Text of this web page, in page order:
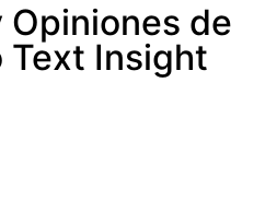
Opiniones de
Text Insight